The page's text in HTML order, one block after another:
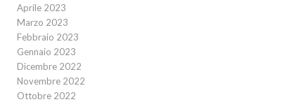
Aprile 2023
Marzo 2023
Febbraio 2023
Gennaio 2023
Dicembre 2022
Novembre 2022
Ottobre 2022